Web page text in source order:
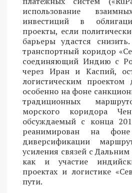
использование
инвестиций в
проекты, если
барьеры удастся
транспортный коридор
соединяющий Индию с
через Иран и Каспий,
логистическим проектом
особенно на фоне
традиционных
морского коридора
обсуждаемый с конца
реанимирован на фоне
диверсификации
усиления связей с
как и участие
проектах и логистике
пути.